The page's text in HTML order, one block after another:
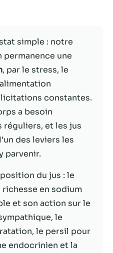
simple : notre
permanence une
, par le stress, le
constantes.
a besoin
réguliers, et les jus
des leviers les
parvenir.
du jus : le
richesse en sodium
et son action sur le
le
le persil pour
endocrinien et la
Nécessaire
sont pas
facultatifs. Ils
sont
fonctionnement
Statistiques
Afin que nous
puissions
améliorer la
fonctionnalité